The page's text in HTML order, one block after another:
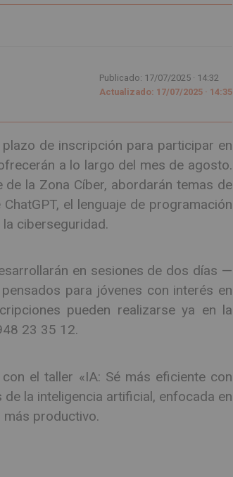
Publicado: 17/07/2025 · 14:32
Actualizado: 17/07/2025 · 14:35
de inscripción para participar en
a lo largo del mes de agosto.
la Zona Cíber, abordarán temas de
el lenguaje de programación
ciberseguridad.
en sesiones de dos días —
para jóvenes con interés en
pueden realizarse ya en la
23 35 12.
el taller «IA: Sé más eficiente con
la inteligencia artificial, enfocada en
productivo.